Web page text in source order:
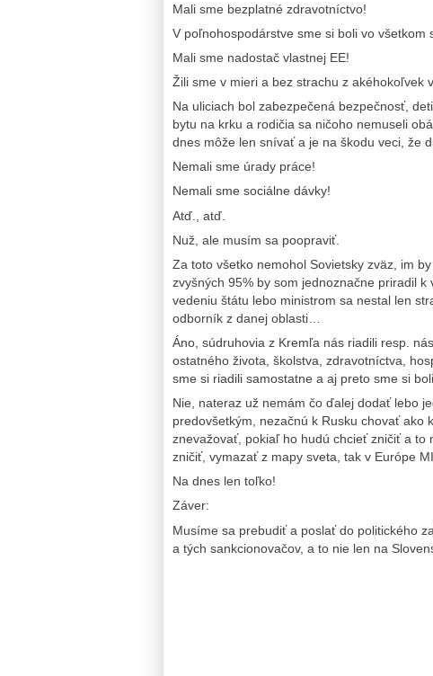
Mali sme bezplatné zdravotníctvo!
V poľnohospodárstve sme si boli vo všetkom
Mali sme nadostač vlastnej EE!
Žili sme v mieri a bez strachu z akéhokoľvek
Na uliciach bol zabezpečená bezpečnosť,
bytu na krku a rodičia sa ničoho nemuseli
dnes môže len snívať a je na škodu veci, že
Nemali sme úrady práce!
Nemali sme sociálne dávky!
Atď., atď.
Nuž, ale musím sa poopraviť.
Za toto všetko nemohol Sovietsky zväz, im
zvyšných 95% by som jednoznačne priradil
vedeniu štátu lebo ministrom sa nestal len
odborník z danej oblasti…
Áno, súdruhovia z Kremľa nás riadili resp.
ostatného života, školstva, zdravotníctva,
sme si riadili samostatne a aj preto sme si
Nie, nateraz už nemám čo ďalej dodať lebo
predovšetkým, nezačnú k Rusku chovať ako
znevažovať, pokiaľ ho hudú chcieť zničiť a to
zničiť, vymazať z mapy sveta, tak v Európe
Na dnes len toľko!
Záver:
Musíme sa prebudiť a poslať do politického
a tých sankcionovačov, a to nie len na